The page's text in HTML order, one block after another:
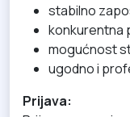
stabilno
konkurentna
mogućnost
ugodno i
Prijava: